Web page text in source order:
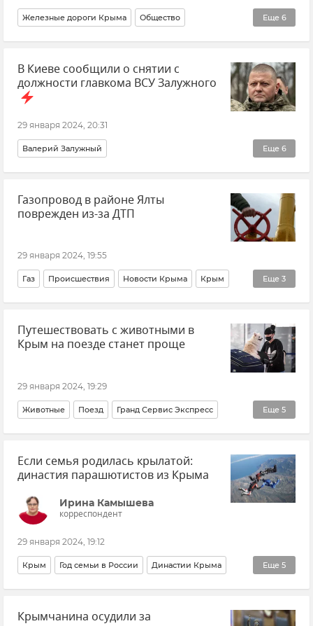
Еще 6
Железные дороги Крыма Общество
Минтранс Крыма
ЮППК "Южная пригородная пассажирская компания"
Новости Крыма
Симферополь Бахчисарай
В Киеве сообщили о снятии с
должности главкома ВСУ Залужного
29 января 2024, 20:31
Еще 6
Валерий Залужный
ВСУ (Вооруженные силы Украины) Украина
Новости Новости СВО Киев
Владимир Зеленский
Газопровод в районе Ялты
поврежден из-за ДТП
29 января 2024, 19:55
Еще 3
Газ Происшествия Новости Крыма Крым
Ялта ДТП в Крыму и Севастополе Крымгазсети
Путешествовать с животными в
Крым на поезде станет проще
29 января 2024, 19:29
Еще 5
Животные Поезд Гранд Сервис Экспресс
Железные дороги Крыма Железная дорога
Туризм в Крыму Туризм Общество
Если семья родилась крылатой:
династия парашютистов из Крыма
Ирина Камышева
корреспондент
29 января 2024, 19:12
Еще 5
Крым Год семьи в России Династии Крыма
семья Многодетная семья Общество
Борис Небреев Парашютный спорт
Крымчанина осудили за